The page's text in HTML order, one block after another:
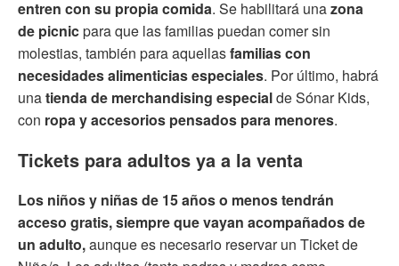
entren con su propia comida. Se habilitará unazona
de picnicpara que las familias puedan comer sin
molestias, también para aquellasfamilias con
necesidades alimenticias especiales. Por último, habrá
unatienda de merchandising especialde Sónar Kids,
con ropa y accesorios pensados para menores.
Tickets para adultos ya a la venta
Los niños y niñas de 15 años o menos tendrán
acceso gratis, siempre que vayan acompañados de
un adulto,aunque es necesario reservar un Ticket de